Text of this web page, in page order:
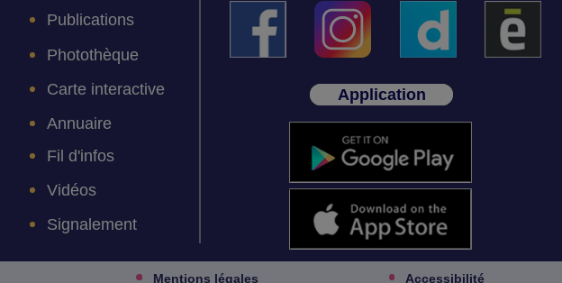
Publications
Photothèque
Carte interactive
Annuaire
Fil d'infos
Vidéos
Signalement
Application
Mentions légales Accessibilité